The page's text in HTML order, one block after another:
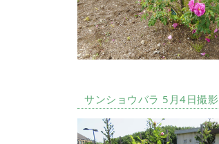
サンショウバラ 5月4日撮影